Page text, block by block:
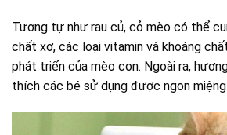
Tương tự như rau củ, cỏ mèo có thể
chất xơ, các loại vitamin và khoáng
phát triển của mèo con. Ngoài ra,
thích các bé sử dụng được ngon miệng